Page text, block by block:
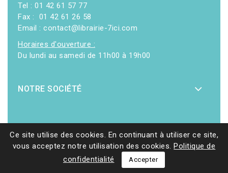
Tel : 01 42 61 57 77
Fax : 01 42 61 26 58
Email : contact@librairie-7ici.com
Horaires d'ouverture :
Du lundi au samedi de 11h00 à 19h00
NOTRE SOCIÉTÉ
Ce site utilise des cookies. En continuant à utiliser ce site,
vous acceptez notre utilisation des cookies. Politique de
confidentialité
Accepter
© 2026 - Librairie 7ici |Site web réalisé par Ethicweb